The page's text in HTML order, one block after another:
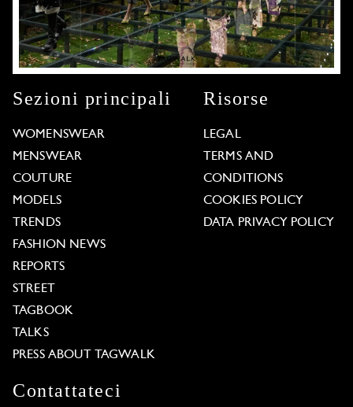
Sezioni principali
WOMENSWEAR
MENSWEAR
COUTURE
MODELS
TRENDS
FASHION NEWS
REPORTS
STREET
TAGBOOK
TALKS
PRESS ABOUT TAGWALK
Risorse
LEGAL
TERMS AND
CONDITIONS
COOKIES POLICY
DATA PRIVACY POLICY
Contattateci